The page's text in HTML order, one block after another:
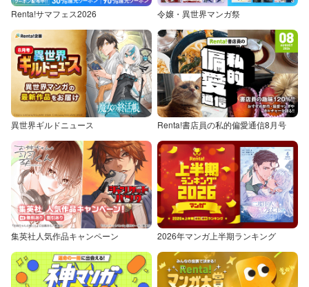
Renta!サマフェス2026 令嬢・異世界マンガ祭
異世界ギルドニュース Renta!書店員の私的偏愛通信8月号
集英社人気作品キャンペーン 2026年マンガ上半期ランキング